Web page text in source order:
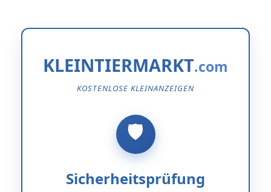
KLEINTIERMARKT
KOSTENLOSE KLEINANZEIGEN
Sicherheitsprüfung